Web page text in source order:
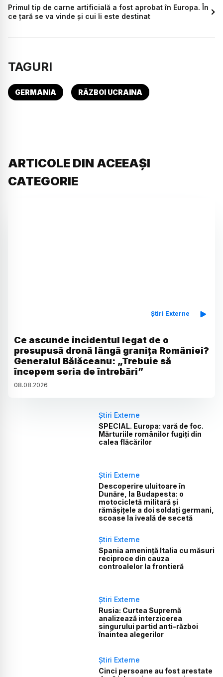
Primul tip de carne artificială a fost aprobat în Europa. În
ce țară se va vinde și cui îi este destinat
TAGURI
GERMANIA RĂZBOI UCRAINA
ARTICOLE DIN ACEEAȘI
CATEGORIE
Știri Externe
Ce ascunde incidentul legat de o
presupusă dronă lângă granița României?
Generalul Bălăceanu: „Trebuie să
începem seria de întrebări”
08.08.2026
Știri Externe
SPECIAL. Europa: vară de foc.
Mărturiile românilor fugiți din
calea flăcărilor
Știri Externe
Descoperire uluitoare în
Dunăre, la Budapesta: o
motocicletă militară și
rămășițele a doi soldați germani,
scoase la iveală de secetă
Știri Externe
Spania amenință Italia cu măsuri
reciproce din cauza
controalelor la frontieră
Știri Externe
Rusia: Curtea Supremă
analizează interzicerea
singurului partid anti-război
înaintea alegerilor
Știri Externe
Cinci persoane au fost arestate